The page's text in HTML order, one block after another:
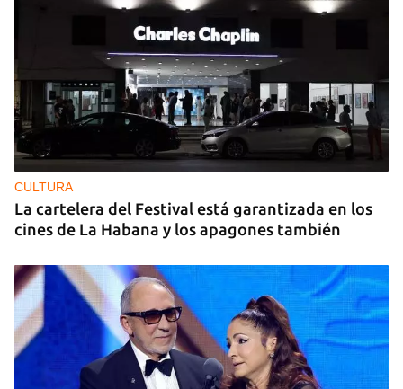
CULTURA
La cartelera del Festival está garantizada en los
cines de La Habana y los apagones también